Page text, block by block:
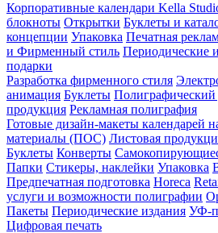
Корпоративные календари Kella
блокноты Открытки Буклеты и
концепции Упаковка Печатная
и Фирменный стиль Периодические
подарки
Разработка фирменного стиля
анимация Буклеты Полиграфический
продукция Рекламная полиграфия
Готовые дизайн-макеты календарей
материалы (ПОС) Листовая
Буклеты Конверты
Папки Стикеры, наклейки Упаковка
Предпечатная подготовка Horeca
услуги и возможности полиграфии
Пакеты Периодические издания УФ-
Цифровая печать